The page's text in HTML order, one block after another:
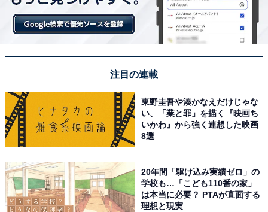
注目の連載
東野圭吾や湊かなえだけじゃな
い、「業と罪」を描く『映画ち
いかわ』から強く連想した映画
8選
20年間「駆け込み実績ゼロ」の
学校も…「こども110番の家」
は本当に必要？ PTAが直面する
理想と現実